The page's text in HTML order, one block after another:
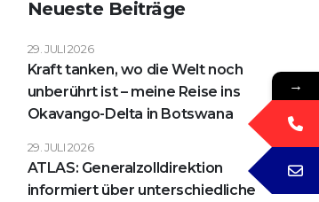
Neueste Beiträge
Kraft tanken, wo die Welt noch
unberührt ist – meine Reise ins
Okavango-Delta in Botswana
29. JULI 2026
ATLAS: Generalzolldirektion
informiert über unterschiedliche
29. JULI 2026
→